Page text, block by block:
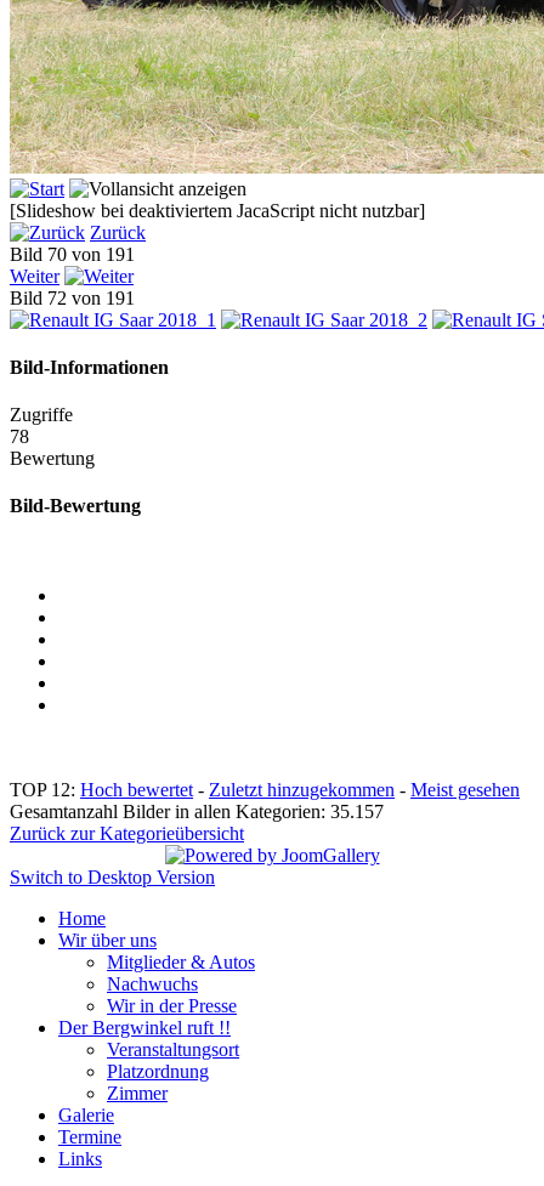
[Slideshow bei deaktiviertem JacaScript nicht nutzbar]
Zurück
Bild 70 von 191
Weiter
Bild 72 von 191
Bild-Informationen
Zugriffe
78
Bewertung
Bild-Bewertung
TOP 12: Hoch bewertet - Zuletzt hinzugekommen - Meist gesehen
Gesamtanzahl Bilder in allen Kategorien: 35.157
Zurück zur Kategorieübersicht
Switch to Desktop Version
Home
Wir über uns
Mitglieder & Autos
Nachwuchs
Wir in der Presse
Der Bergwinkel ruft !!
Veranstaltungsort
Platzordnung
Zimmer
Galerie
Termine
Links